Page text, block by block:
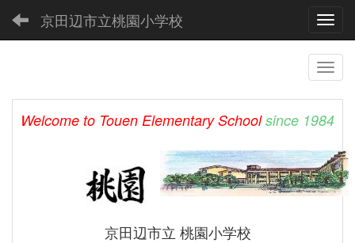
京田辺市立桃園小学校
Welcome to Touen Elementary School since 1984
京田辺市立 桃園小学校